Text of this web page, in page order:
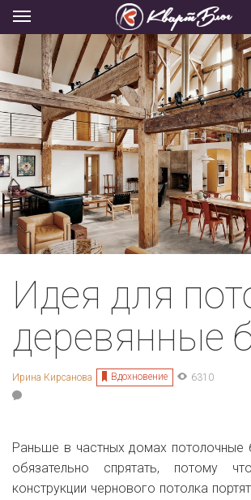
Идея для
деревянные
Ирина Кирсанова Вдохновение 6310
Раньше в частных домах потолочные
обязательно спрятать, потому
конструкции чернового потолка